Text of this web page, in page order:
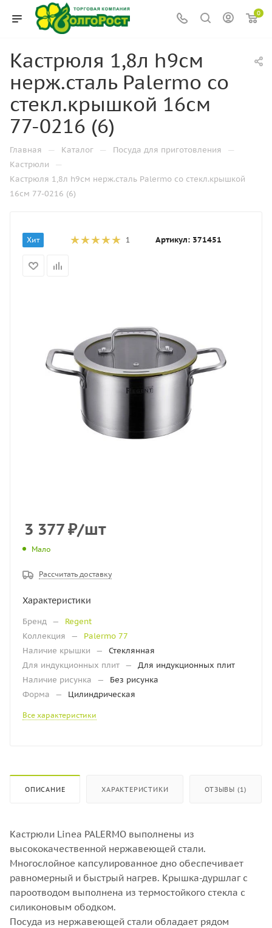
0
Кастрюля 1,8л h9см
нерж.сталь Palermo со
стекл.крышкой 16см
77-0216 (6)
Главная — Каталог — Посуда для приготовления —
Кастрюли —
Кастрюля 1,8л h9см нерж.сталь Palermo со стекл.крышкой
16см 77-0216 (6)
Хит 1 Артикул: 371451
3 377₽/шт
Мало
Рассчитать доставку
Характеристики
Бренд —
Regent
Коллекция
—
Palermo 77
Наличие крышки
—
Стеклянная
Для индукционных плит —
Для индукционных плит
Наличие рисунка
—
Без рисунка
Форма
— Цилиндрическая
Все характеристики
ОПИСАНИЕ ХАРАКТЕРИСТИКИ ОТЗЫВЫ (1)
Кастрюли Linea PALERMO выполнены из
высококачественной нержавеющей стали.
Многослойное капсулированное дно обеспечивает
равномерный и быстрый нагрев. Крышка-дуршлаг с
пароотводом выполнена из термостойкого стекла с
силиконовым ободком.
Посуда из нержавеющей стали обладает рядом